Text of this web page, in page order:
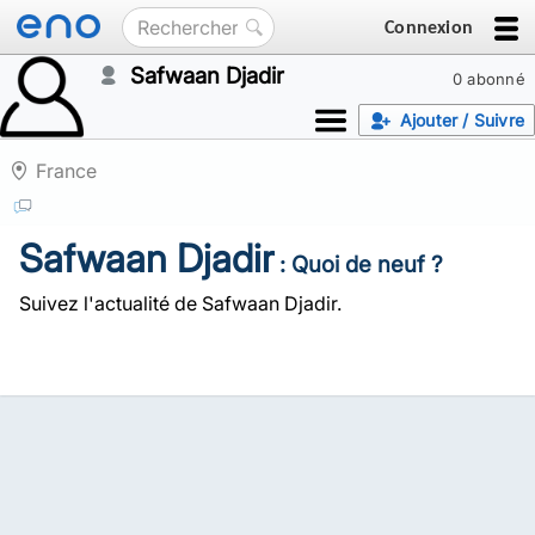
Connexion
0 abonné
Safwaan Djadir
Ajouter / Suivre
France
Safwaan Djadir: Quoi de neuf ?
Suivez l'actualité de Safwaan Djadir.